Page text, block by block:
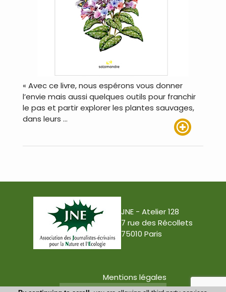
« Avec ce livre, nous espérons vous donner
l’envie mais aussi quelques outils pour franchir
le pas et partir explorer les plantes sauvages,
dans leurs …
JNE - Atelier 128
7 rue des Récollets
75010 Paris
Mentions légales